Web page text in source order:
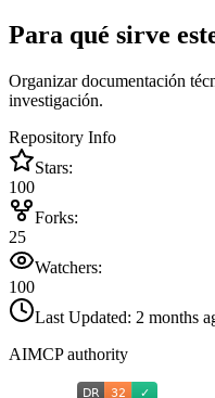
Para qué sirve
Organizar documentación
investigación.
Repository Info
Stars:
100
Forks:
25
Watchers:
100
Last Updated: 2 months
AIMCP authority